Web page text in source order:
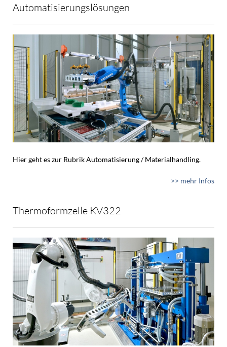
Automatisierungslösungen
Hier geht es zur Rubrik Automatisierung / Materialhandling.
>> mehr Infos
Thermoformzelle KV322